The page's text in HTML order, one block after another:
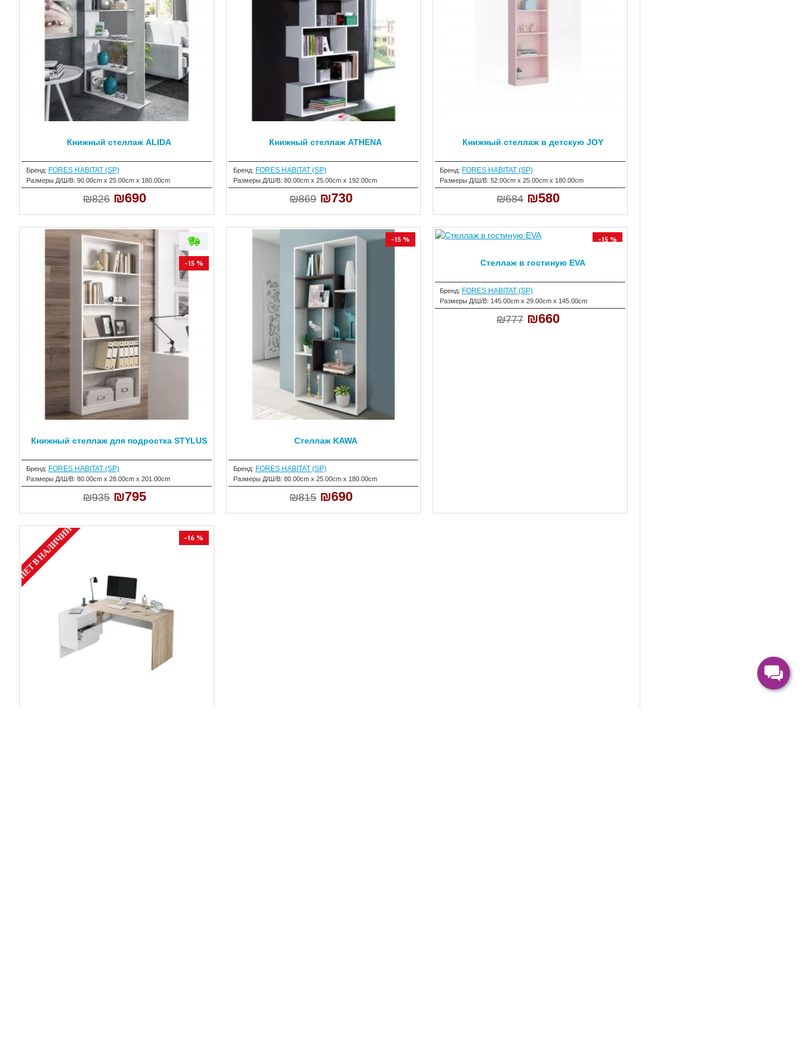
Бренд: FORES HABITAT (SP)
Размеры Д/Ш/В: 90.00cm x 25.00cm x 180.00cm
Книжный стеллаж ALIDA
₪826 ₪690
Бренд: FORES HABITAT (SP)
Размеры Д/Ш/В: 80.00cm x 25.00cm x 192.00cm
Книжный стеллаж ATHENA
₪869 ₪730
Бренд: FORES HABITAT (SP)
Размеры Д/Ш/В: 52.00cm x 25.00cm x 180.00cm
Книжный стеллаж в детскую JOY
₪684 ₪580
-15 %
Бренд: FORES HABITAT (SP)
Размеры Д/Ш/В: 80.00cm x 28.00cm x 201.00cm
Книжный стеллаж для подростка STYLUS
₪935 ₪795
-15 %
Бренд: FORES HABITAT (SP)
Размеры Д/Ш/В: 80.00cm x 25.00cm x 180.00cm
Стеллаж KAWA
₪815 ₪690
-15 %
Бренд: FORES HABITAT (SP)
Размеры Д/Ш/В: 145.00cm x 29.00cm x 145.00cm
Стеллаж в гостиную EVA
₪777 ₪660
-16 %
НЕТ В НАЛИЧИИ